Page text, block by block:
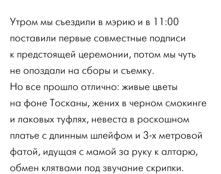
Утром мы съездили в мэрию и в 11:00
поставили первые совместные подписи
к предстоящей церемонии, потом мы чуть
не опоздали на сборы и съемку.
Но все прошло отлично: живые цветы
на фоне Тосканы, жених в черном смокинге
и лаковых туфлях, невеста в роскошном
платье с длинным шлейфом и 3-х метровой
фатой, идущая с мамой за руку к алтарю,
обмен клятвами под звучание скрипки.